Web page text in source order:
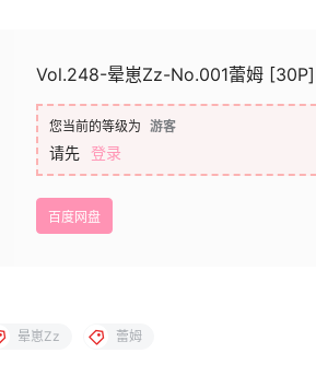
Vol.248-晕崽Zz-No.001蕾姆 [30P]
您当前的等级为 游客
请先 登录
百度网盘
晕崽Zz 蕾姆